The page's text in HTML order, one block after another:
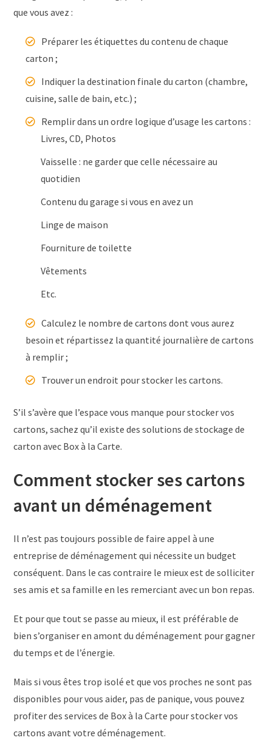
que vous avez :
Préparer les étiquettes du contenu de chaque
carton ;
Indiquer la destination finale du carton (chambre,
cuisine, salle de bain, etc.) ;
Remplir dans un ordre logique d’usage les cartons :
Livres, CD, Photos
Vaisselle : ne garder que celle nécessaire au
quotidien
Contenu du garage si vous en avez un
Linge de maison
Fourniture de toilette
Vêtements
Etc.
Calculez le nombre de cartons dont vous aurez
besoin et répartissez la quantité journalière de cartons
à remplir ;
Trouver un endroit pour stocker les cartons.
S’il s’avère que l’espace vous manque pour stocker vos
cartons, sachez qu’il existe des solutions de stockage de
carton avec Box à la Carte.
Comment stocker ses cartons
avant un déménagement
Il n’est pas toujours possible de faire appel à une
entreprise de déménagement qui nécessite un budget
conséquent. Dans le cas contraire le mieux est de solliciter
ses amis et sa famille en les remerciant avec un bon repas.
Et pour que tout se passe au mieux, il est préférable de
bien s’organiser en amont du déménagement pour gagner
du temps et de l’énergie.
Mais si vous êtes trop isolé et que vos proches ne sont pas
disponibles pour vous aider, pas de panique, vous pouvez
profiter des services de Box à la Carte pour stocker vos
cartons avant votre déménagement.